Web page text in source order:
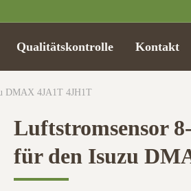
Qualitätskontrolle Kontakt
DMAX 4JA1T 4JH1T
Luftstromsensor
für den Isuzu